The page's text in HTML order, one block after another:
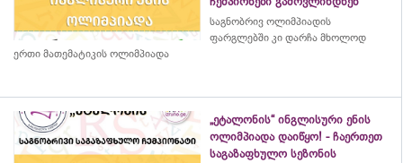
საგნობრივ ოლიმპიადის
ფარგლებში კი დარჩა მხოლოდ
ერთი მათემატიკის ოლიმპიადა
„ეტალონის“ ინგლისური ენის
ოლიმპიადა დაიწყო! - ჩაერთეთ
საგაზაფხულო სეზონის